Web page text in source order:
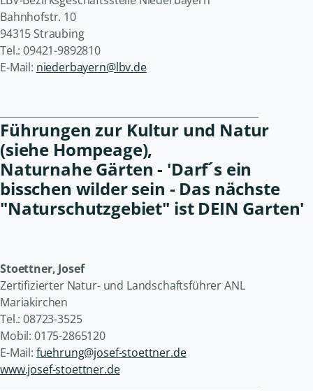
Bahnhofstr. 10
94315 Straubing
Tel.: 09421-9892810
E-Mail: niederbayern@lbv.de
Führungen zur Kultur und Natur
(siehe Hompeage),
Naturnahe Gärten - 'Darf´s ein
bisschen wilder sein - Das nächste
"Naturschutzgebiet" ist DEIN Garten'
Stoettner, Josef
Zertifizierter Natur- und Landschaftsführer ANL
Mariakirchen
Tel.: 08723-3525
Mobil: 0175-2865120
E-Mail: fuehrung@josef-stoettner.de
www.josef-stoettner.de